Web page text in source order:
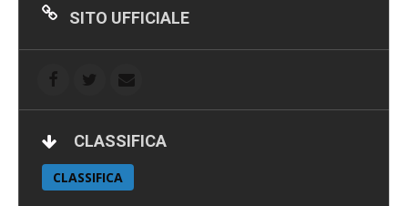
SITO UFFICIALE
CLASSIFICA
CLASSIFICA